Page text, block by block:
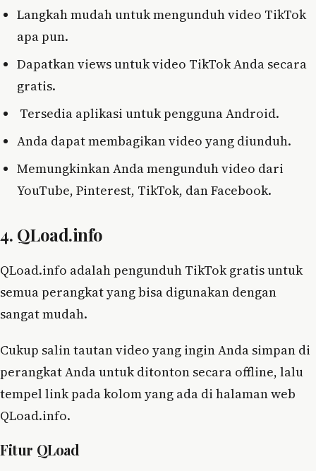
Langkah mudah untuk mengunduh video TikTok
apa pun.
Dapatkan views untuk video TikTok Anda secara
gratis.
Tersedia aplikasi untuk pengguna Android.
Anda dapat membagikan video yang diunduh.
Memungkinkan Anda mengunduh video dari
YouTube, Pinterest, TikTok, dan Facebook.
4. QLoad.info
QLoad.info adalah pengunduh TikTok gratis untuk
semua perangkat yang bisa digunakan dengan
sangat mudah.
Cukup salin tautan video yang ingin Anda simpan di
perangkat Anda untuk ditonton secara offline, lalu
tempel link pada kolom yang ada di halaman web
QLoad.info.
Fitur QLoad